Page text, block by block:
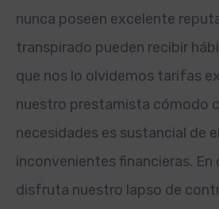
nunca poseen excelente
transpirado pueden recibir
que nos lo olvidemos tarifas
nuestro prestamista cómodo
necesidades es sustancial de
inconvenientes financieras. En
disfruta nuestro lapso de